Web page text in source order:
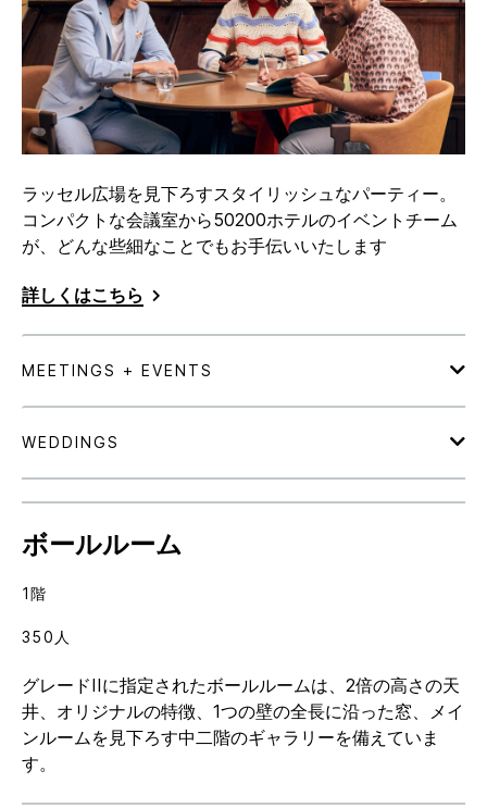
ラッセル広場を見下ろすスタイリッシュなパーティー。
コンパクトな会議室から50200ホテルのイベントチーム
が、どんな些細なことでもお手伝いいたします
詳しくはこちら
ボールルーム
グレードIIに指定されたボールルームは、2倍の高さの天
井、オリジナルの特徴、1つの壁の全長に沿った窓、メイ
ンルームを見下ろす中二階のギャラリーを備えていま
す。
1階
350人